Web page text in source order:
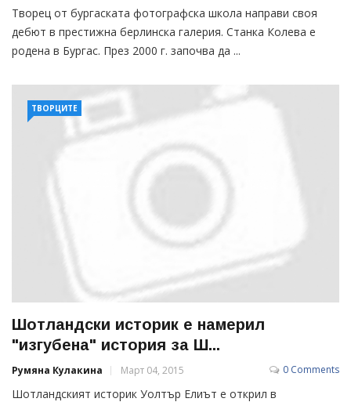
Творец от бургаската фотографска школа направи своя
дебют в престижна берлинска галерия. Станка Колева е
родена в Бургас. През 2000 г. започва да ...
ТВОРЦИТЕ
Шотландски историк е намерил
"изгубена" история за Ш...
Румяна Кулакина Март 04, 2015 0 Comments
Шотландският историк Уолтър Елиът е открил в